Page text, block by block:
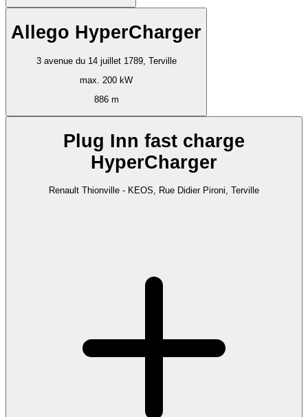
Allego HyperCharger
3 avenue du 14 juillet 1789, Terville
max. 200 kW
886 m
Plug Inn fast charge
HyperCharger
Renault Thionville - KEOS, Rue Didier Pironi, Terville